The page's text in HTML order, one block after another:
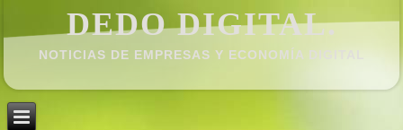
DEDO DIGITAL.
NOTICIAS DE EMPRESAS Y ECONOMÍ­A DIGITAL